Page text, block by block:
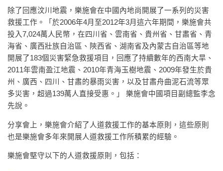
除了回應汶川地震，樂施會在中國內地尚開展了一系列的災害
救援工作。「於2006年4月至2012年3月這六年期間，樂施會共
投入7,024萬人民幣，在四川省、雲南省、貴州省、甘肅省、青
海省、廣西壯族自治區、陝西省、湖南省及內蒙古自治區等地
開展了183個災害緊急救援項目，回應了持續數年的西南大旱、
2011年雲南盈江地震、2010年青海玉樹地震、2009年發生於貴
州、廣西、四川、甘肅的暴雨災害，以及甘肅舟曲泥石流等眾
多災害，超過139萬人直接受惠。」 樂施會中國項目副總監李念
先說。
分享會上，樂施會介紹了人道救援工作的基本原則，這些原則
也是樂施會多年來開展人道救援工作所積累的經驗。
樂施會堅守以下的人道救援原則，包括：